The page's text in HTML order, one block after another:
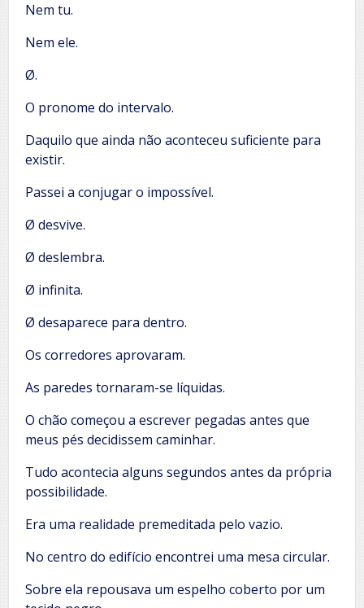
Nem tu.
Nem ele.
Ø.
O pronome do intervalo.
Daquilo que ainda não aconteceu suficiente para
existir.
Passei a conjugar o impossível.
Ø desvive.
Ø deslembra.
Ø infinita.
Ø desaparece para dentro.
Os corredores aprovaram.
As paredes tornaram-se líquidas.
O chão começou a escrever pegadas antes que
meus pés decidissem caminhar.
Tudo acontecia alguns segundos antes da própria
possibilidade.
Era uma realidade premeditada pelo vazio.
No centro do edifício encontrei uma mesa circular.
Sobre ela repousava um espelho coberto por um